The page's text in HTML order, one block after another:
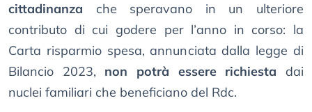
cittadinanza che speravano in un ulteriore
contributo di cui godere per l’anno in corso: la
Carta risparmio spesa, annunciata dalla legge di
Bilancio 2023, non potrà essere richiesta dai
nuclei familiari che beneficiano del Rdc.